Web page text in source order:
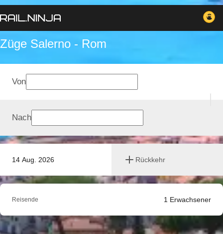
Züge Salerno - Rom
14 Aug. 2026 Rückkehr
Von
Nach
Reisende 1 Erwachsener